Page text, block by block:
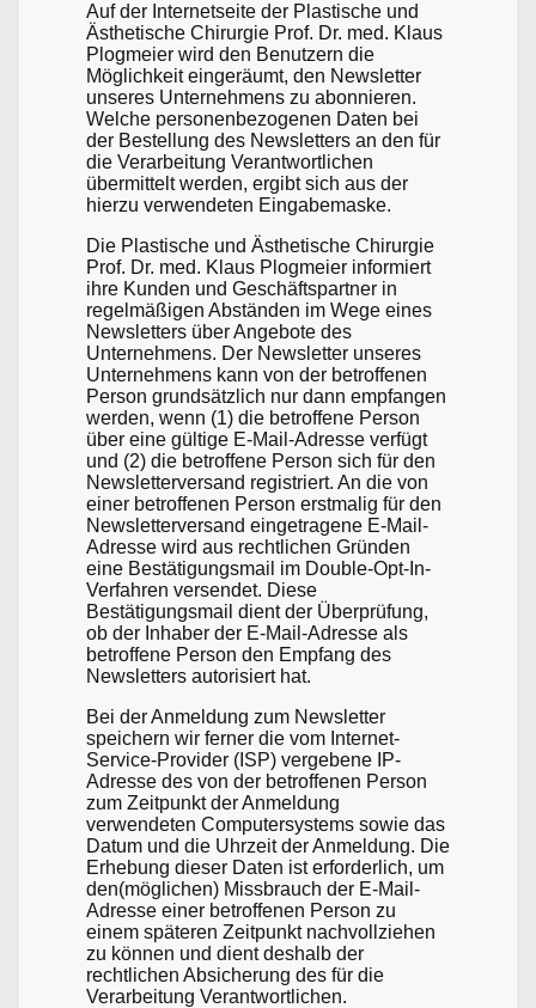
Auf der Internetseite der Plastische und
Ästhetische Chirurgie Prof. Dr. med. Klaus
Plogmeier wird den Benutzern die
Möglichkeit eingeräumt, den Newsletter
unseres Unternehmens zu abonnieren.
Welche personenbezogenen Daten bei
der Bestellung des Newsletters an den für
die Verarbeitung Verantwortlichen
übermittelt werden, ergibt sich aus der
hierzu verwendeten Eingabemaske.
Die Plastische und Ästhetische Chirurgie
Prof. Dr. med. Klaus Plogmeier informiert
ihre Kunden und Geschäftspartner in
regelmäßigen Abständen im Wege eines
Newsletters über Angebote des
Unternehmens. Der Newsletter unseres
Unternehmens kann von der betroffenen
Person grundsätzlich nur dann empfangen
werden, wenn (1) die betroffene Person
über eine gültige E-Mail-Adresse verfügt
und (2) die betroffene Person sich für den
Newsletterversand registriert. An die von
einer betroffenen Person erstmalig für den
Newsletterversand eingetragene E-Mail-
Adresse wird aus rechtlichen Gründen
eine Bestätigungsmail im Double-Opt-In-
Verfahren versendet. Diese
Bestätigungsmail dient der Überprüfung,
ob der Inhaber der E-Mail-Adresse als
betroffene Person den Empfang des
Newsletters autorisiert hat.
Bei der Anmeldung zum Newsletter
speichern wir ferner die vom Internet-
Service-Provider (ISP) vergebene IP-
Adresse des von der betroffenen Person
zum Zeitpunkt der Anmeldung
verwendeten Computersystems sowie das
Datum und die Uhrzeit der Anmeldung. Die
Erhebung dieser Daten ist erforderlich, um
den(möglichen) Missbrauch der E-Mail-
Adresse einer betroffenen Person zu
einem späteren Zeitpunkt nachvollziehen
zu können und dient deshalb der
rechtlichen Absicherung des für die
Verarbeitung Verantwortlichen.